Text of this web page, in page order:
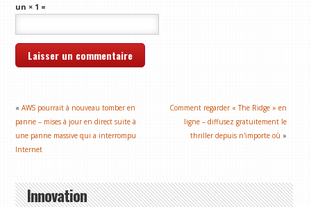
un × 1 =
«AWS pourrait à nouveau tomber en
panne – mises à jour en direct suite à
une panne massive qui a interrompu
Internet
Comment regarder « The Ridge » en
ligne – diffusez gratuitement le
thriller depuis n'importe où »
Innovation